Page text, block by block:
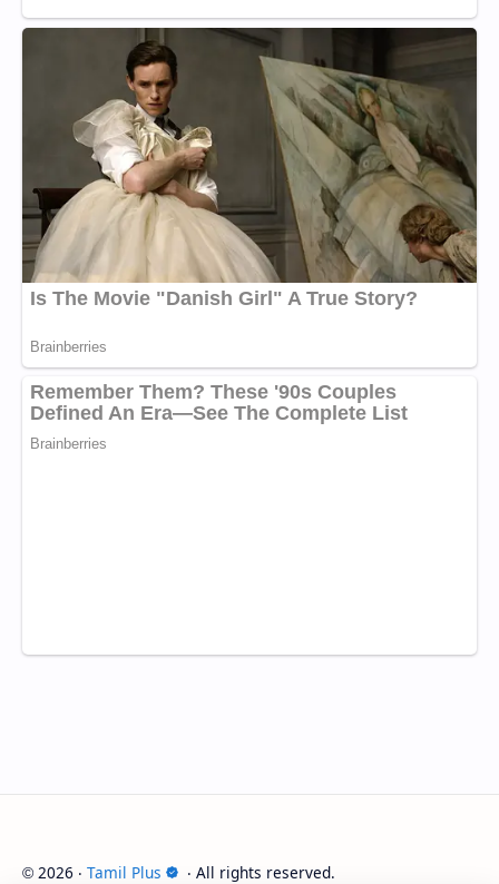
© 2026 ‧ Tamil Plus ‧ All rights reserved.